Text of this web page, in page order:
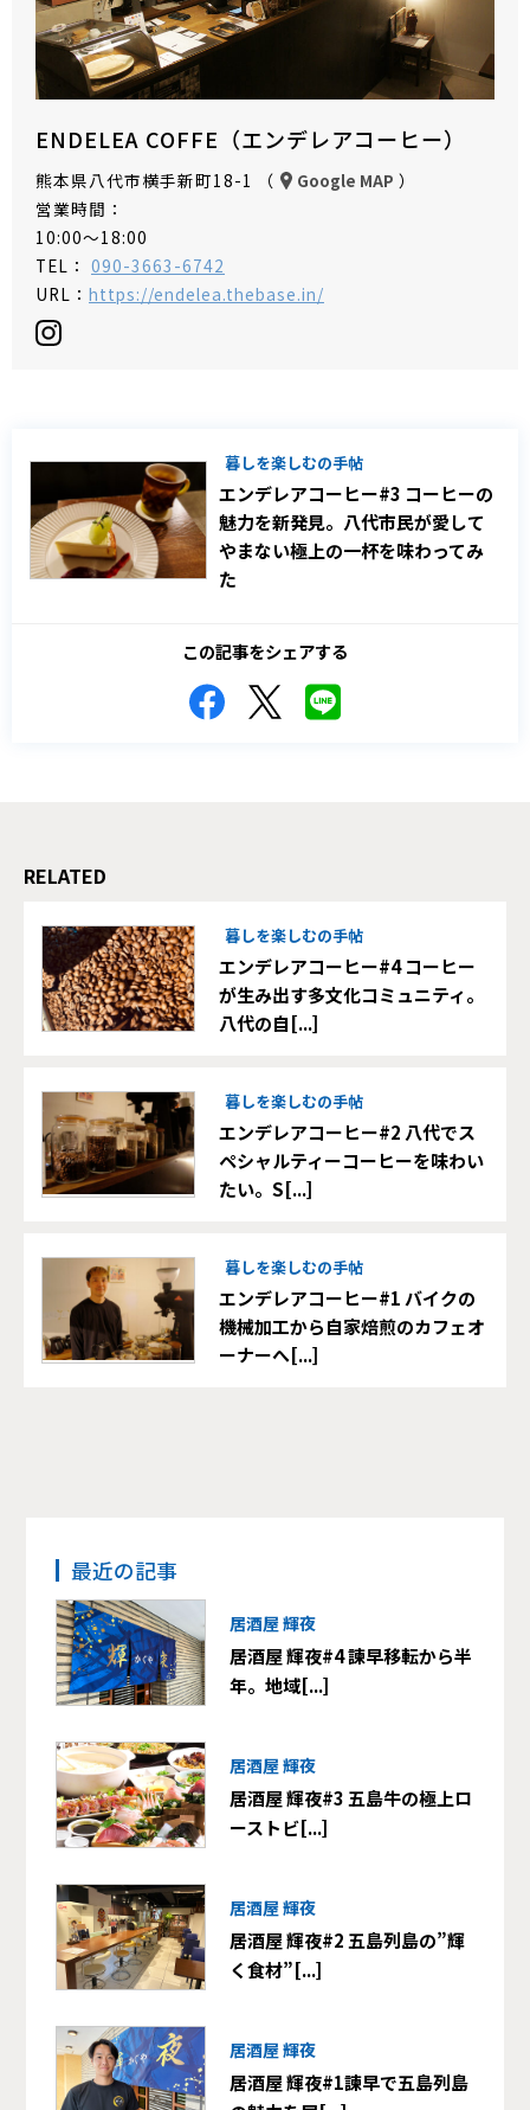
ENDELEA COFFE（エンデレアコーヒー）
熊本県八代市横手新町18-1 （ Google MAP ）
営業時間：
10:00～18:00
TEL： 090-3663-6742
URL： https://endelea.thebase.in/
暮しを楽しむの手帖
エンデレアコーヒー#3 コーヒーの
魅力を新発見。八代市民が愛して
やまない極上の一杯を味わってみ
た
この記事をシェアする
RELATED
暮しを楽しむの手帖
エンデレアコーヒー#4 コーヒー
が生み出す多文化コミュニティ。
八代の自[...]
暮しを楽しむの手帖
エンデレアコーヒー#2 八代でス
ペシャルティーコーヒーを味わい
たい。S[...]
暮しを楽しむの手帖
エンデレアコーヒー#1 バイクの
機械加工から自家焙煎のカフェオ
ーナーへ[...]
最近の記事
居酒屋 輝夜
居酒屋 輝夜#4 諫早移転から半
年。地域[...]
居酒屋 輝夜
居酒屋 輝夜#3 五島牛の極上ロ
ーストビ[...]
居酒屋 輝夜
居酒屋 輝夜#2 五島列島の”輝
く食材”[...]
居酒屋 輝夜
居酒屋 輝夜#1諫早で五島列島